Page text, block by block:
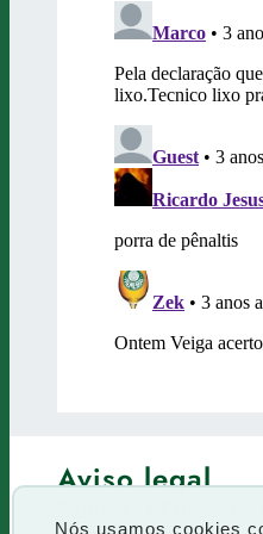
Nós usamos cookies
Aviso legal
Termos de uso